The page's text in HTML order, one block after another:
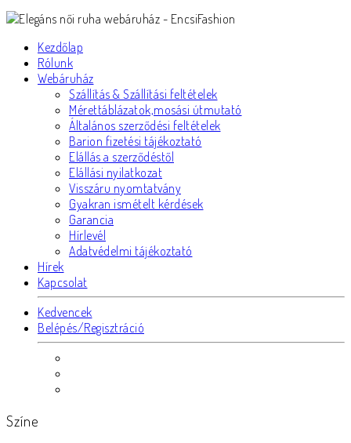
Kezdőlap
Rólunk
Webáruház
Szállítás & Szállítási feltételek
Mérettáblázatok,mosási útmutató
Általános szerződési feltételek
Barion fizetési tájékoztató
Elállás a szerződéstől
Elállási nyilatkozat
Visszáru nyomtatvány
Gyakran ismételt kérdések
Garancia
Hírlevél
Adatvédelmi tájékoztató
Hírek
Kapcsolat
Kedvencek
Belépés/Regisztráció
Színe